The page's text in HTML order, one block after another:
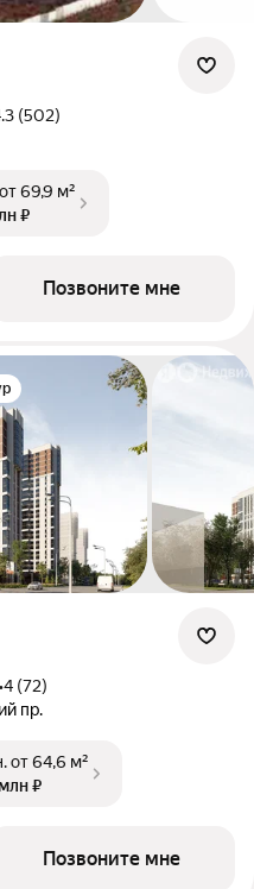
(502)
от 69,9 м²
₽
Позвоните мне
•4 (72)
пр.
от 64,6 м²
₽
Позвоните мне